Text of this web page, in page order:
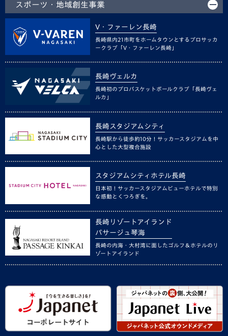
スポーツ・地域創生事業
V・ファーレン長崎
長崎県内21市町をホームタウンとするプロサッカ
ークラブ「V・ファーレン長崎」
長崎ヴェルカ
長崎初のプロバスケットボールクラブ「長崎ヴェ
ルカ」
長崎スタジアムシティ
長崎駅から徒歩約10分！サッカースタジアムを中
心とした大型複合施設
スタジアムシティホテル長崎
日本初！サッカースタジアムビューホテルで特別
な感動とくつろぎを。
長崎リゾートアイランド
パサージュ琴海
長崎の内海・大村湾に面したゴルフ＆ホテルのリ
ゾートアイランド